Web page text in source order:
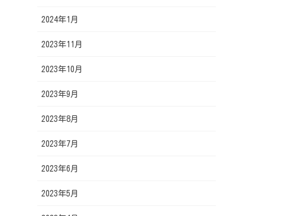
2024年1月
2023年11月
2023年10月
2023年9月
2023年8月
2023年7月
2023年6月
2023年5月